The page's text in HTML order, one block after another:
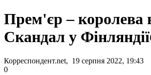
Прем'єр – королева
Скандал у Фінляндії
Корреспондент.net, 19 серпня 2022, 19:43
0